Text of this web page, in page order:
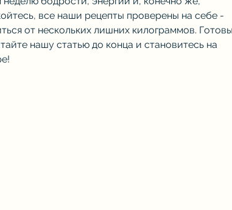
все наши рецепты проверены на себе -
от нескольких лишних килограммов. Готовы
нашу статью до конца и становитесь на